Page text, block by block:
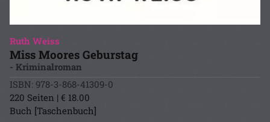
Ruth Weiss
Miss Moores Geburstag
- Kriminalroman
ISBN: 978-3-868-41309-0
220 Seiten | € 18.00
Buch [Taschenbuch]